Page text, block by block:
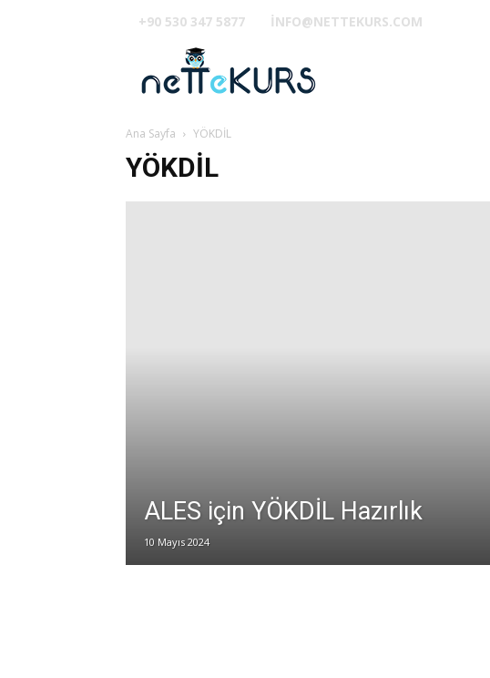
+90 530 347 5877 INFO@NETTEKURS.COM
Ana Sayfa YÖKDİL
YÖKDİL
ALES için YÖKDİL Hazırlık
10 Mayıs 2024